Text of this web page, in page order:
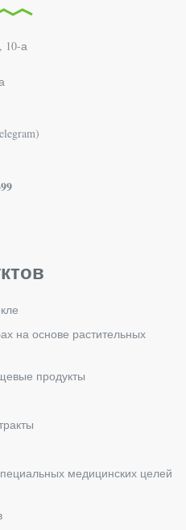
10-а
на основе растительных
продукты
медицинских целей